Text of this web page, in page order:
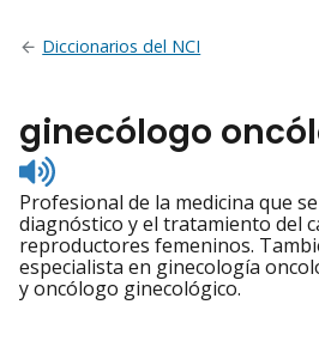
Diccionarios del NCI
ginecólogo
Listen
to
pronunciation
Profesional de la medicina que
diagnóstico y el tratamiento del
reproductores femeninos.
especialista en ginecología
y oncólogo ginecológico.